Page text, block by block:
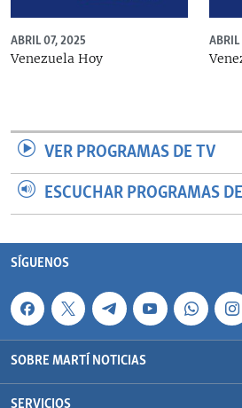
ABRIL 07, 2025
Venezuela Hoy
VER PROGRAMAS DE TV
ESCUCHAR PROGRAMAS
SÍGUENOS
SOBRE MARTÍ NOTICIAS
SERVICIOS